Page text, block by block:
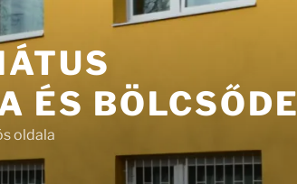
ÉS BÖLCSŐDE
oldala